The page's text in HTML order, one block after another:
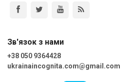
Зв'язок з нами
+38 050 9364428
ukrainaincognita.com@gmail.com